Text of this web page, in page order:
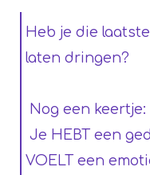
Heb je die
laten dringen?
Nog een keertje:
Je HEBT een
VOELT een